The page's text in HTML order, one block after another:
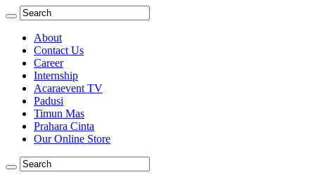
About
Contact Us
Career
Internship
Acaraevent TV
Padusi
Timun Mas
Prahara Cinta
Our Online Store